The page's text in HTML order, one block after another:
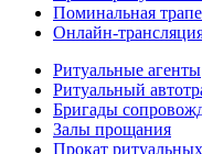
Поминальная
Онлайн-
Ритуальные агенты
Ритуальный
Бригады
Залы прощания
Прокат